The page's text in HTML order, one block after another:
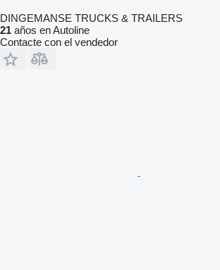
DINGEMANSE TRUCKS & TRAILERS
21 años en Autoline
Contacte con el vendedor